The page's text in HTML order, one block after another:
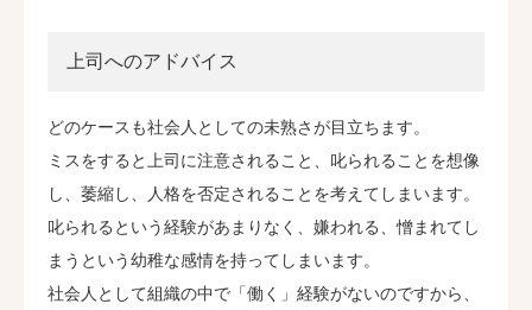
上司へのアドバイス
どのケースも社会人としての未熟さが目立ちます。
ミスをすると上司に注意されること、叱られることを想像
し、萎縮し、人格を否定されることを考えてしまいます。
叱られるという経験があまりなく、嫌われる、憎まれてし
まうという幼稚な感情を持ってしまいます。
社会人として組織の中で「働く」経験がないのですから、